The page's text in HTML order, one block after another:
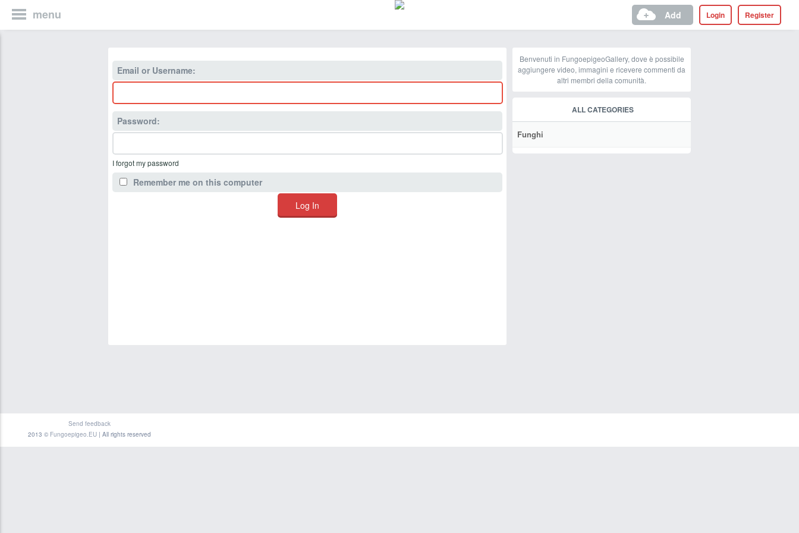
menu Register
Login
Add
Email or Username:
Password:
I forgot my password
Remember me on this computer
Benvenuti in FungoepigeoGallery, dove è possibile
aggiungere video, immagini e ricevere commenti da
altri membri della comunità.
ALL CATEGORIES
Funghi
Send feedback
2013 © Fungoepigeo.EU| All rights reserved